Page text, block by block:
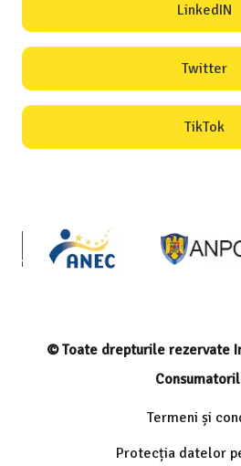
LinkedIN
Twitter
TikTok
© Toate drepturile rezervate
Termeni și
Protecția datelor